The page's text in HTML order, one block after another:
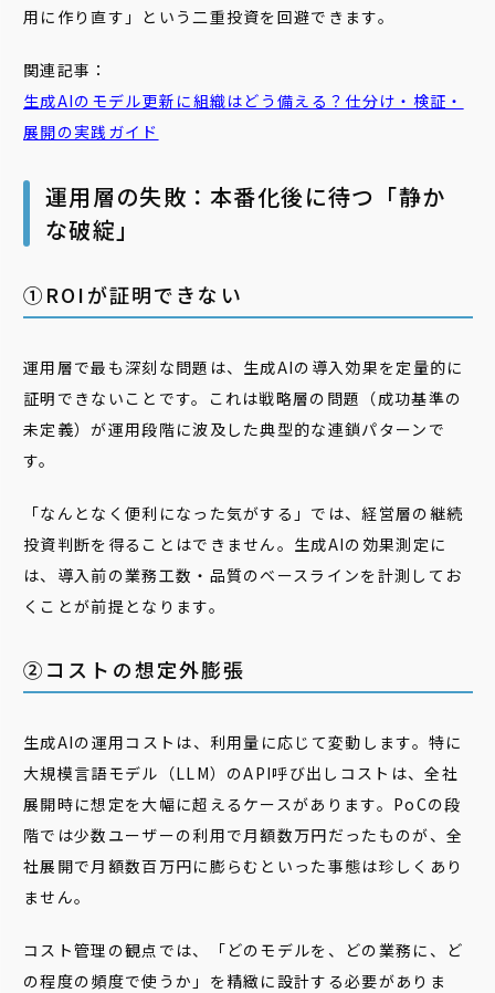
用に作り直す」という二重投資を回避できます。
関連記事：
生成AIのモデル更新に組織はどう備える？仕分け・検証・
展開の実践ガイド
運用層の失敗：本番化後に待つ「静か
な破綻」
➀ROIが証明できない
運用層で最も深刻な問題は、生成AIの導入効果を定量的に
証明できないことです。これは戦略層の問題（成功基準の
未定義）が運用段階に波及した典型的な連鎖パターンで
す。
「なんとなく便利になった気がする」では、経営層の継続
投資判断を得ることはできません。生成AIの効果測定に
は、導入前の業務工数・品質のベースラインを計測してお
くことが前提となります。
②コストの想定外膨張
生成AIの運用コストは、利用量に応じて変動します。特に
大規模言語モデル（LLM）のAPI呼び出しコストは、全社
展開時に想定を大幅に超えるケースがあります。PoCの段
階では少数ユーザーの利用で月額数万円だったものが、全
社展開で月額数百万円に膨らむといった事態は珍しくあり
ません。
コスト管理の観点では、「どのモデルを、どの業務に、ど
の程度の頻度で使うか」を精緻に設計する必要がありま